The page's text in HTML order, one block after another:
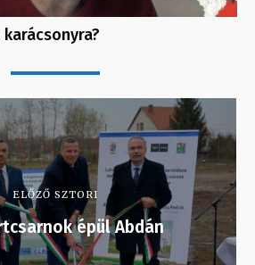
ELŐZŐ SZTORI
épül Abdán